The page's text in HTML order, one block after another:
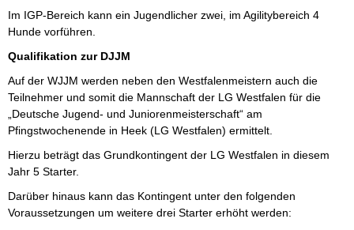
Im IGP-Bereich kann ein Jugendlicher zwei, im Agilitybereich 4
Hunde vorführen.
Qualifikation zur DJJM
Auf der WJJM werden neben den Westfalenmeistern auch die
Teilnehmer und somit die Mannschaft der LG Westfalen für die
„Deutsche Jugend- und Juniorenmeisterschaft“ am
Pfingstwochenende in Heek (LG Westfalen) ermittelt.
Hierzu beträgt das Grundkontingent der LG Westfalen in diesem
Jahr 5 Starter.
Darüber hinaus kann das Kontingent unter den folgenden
Voraussetzungen um weitere drei Starter erhöht werden: